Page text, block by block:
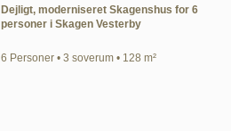
Dejligt, moderniseret Skagenshus for 6
personer i Skagen Vesterby
6 Personer • 3 soverum • 128 m²